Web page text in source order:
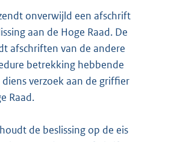
onverwijld een afschrift
aan de Hoge Raad. De
afschriften van de andere
betrekking hebbende
verzoek aan de griffier
Raad.
de beslissing op de eis